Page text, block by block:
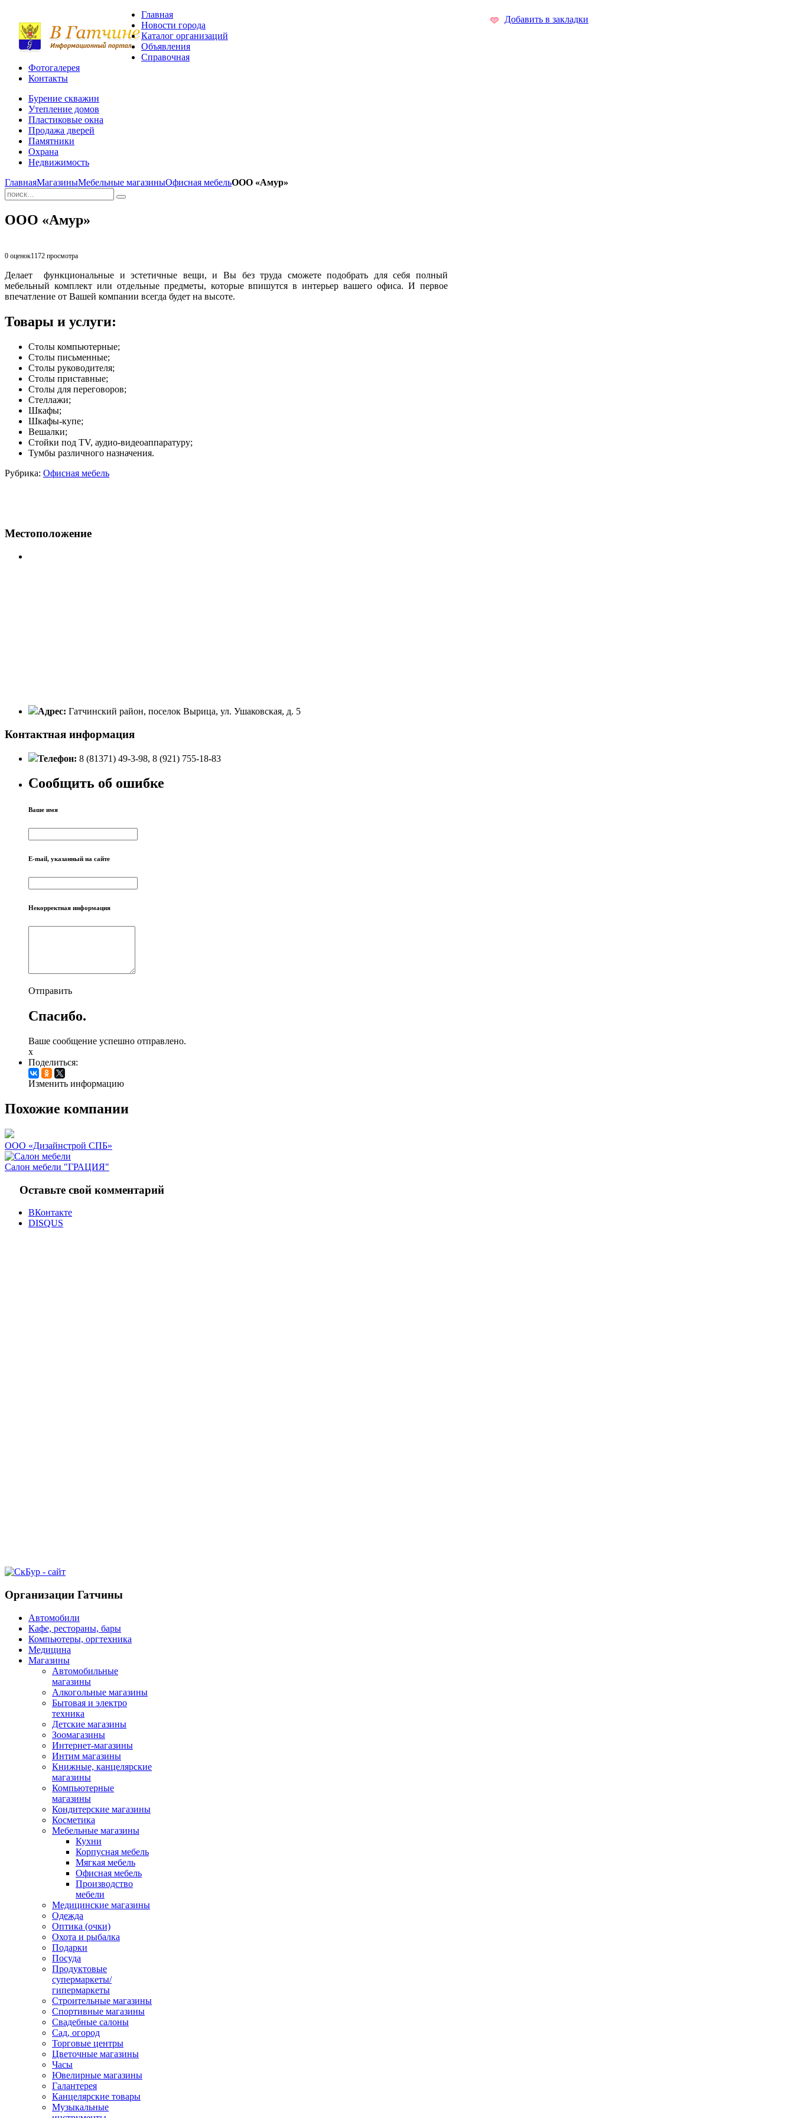
Добавить в закладки
Главная
Новости города
Каталог организаций
Объявления
Справочная
Фотогалерея
Контакты
Бурение скважин
Утепление домов
Пластиковые окна
Продажа дверей
Памятники
Охрана
Недвижимость
ГлавнаяМагазиныМебельные магазиныОфисная мебельООО «Амур»
ООО «Амур»
0 оценок1172 просмотра
Делает функциональные и эстетичные вещи, и Вы без труда сможете подобрать для себя полный
мебельный комплект или отдельные предметы, которые впишутся в интерьер вашего офиса. И первое
впечатление от Вашей компании всегда будет на высоте.
Товары и услуги:
Столы компьютерные;
Столы письменные;
Столы руководителя;
Столы приставные;
Столы для переговоров;
Стеллажи;
Шкафы;
Шкафы-купе;
Вешалки;
Стойки под TV, аудио-видеоаппаратуру;
Тумбы различного назначения.
Рубрика: Офисная мебель
Местоположение
Адрес: Гатчинский район, поселок Вырица, ул. Ушаковская, д. 5
Контактная информация
Телефон: 8 (81371) 49-3-98, 8 (921) 755-18-83
Сообщить об ошибке
Ваше имя
E-mail, указанный на сайте
Некорректная информация
Отправить
Спасибо.
Ваше сообщение успешно отправлено.
x
Поделиться:
Изменить информацию
Похожие компании
ООО «Дизайнстрой СПБ»
Салон мебели "ГРАЦИЯ"
Оставьте свой комментарий
ВКонтакте
DISQUS
Организации Гатчины
Автомобили
Кафе, рестораны, бары
Компьютеры, оргтехника
Медицина
Магазины
Автомобильные
магазины
Алкогольные магазины
Бытовая и электро
техника
Детские магазины
Зоомагазины
Интернет-магазины
Интим магазины
Книжные, канцелярские
магазины
Компьютерные
магазины
Кондитерские магазины
Косметика
Мебельные магазины
Кухни
Корпусная мебель
Мягкая мебель
Офисная мебель
Производство
мебели
Медицинские магазины
Одежда
Оптика (очки)
Охота и рыбалка
Подарки
Посуда
Продуктовые
супермаркеты/
гипермаркеты
Строительные магазины
Спортивные магазины
Свадебные салоны
Сад, огород
Торговые центры
Цветочные магазины
Часы
Ювелирные магазины
Галантерея
Канцелярские товары
Музыкальные